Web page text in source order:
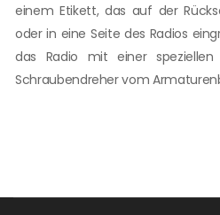
einem Etikett, das auf der
oder in eine Seite des Radios
das Radio mit einer
Schraubendreher vom